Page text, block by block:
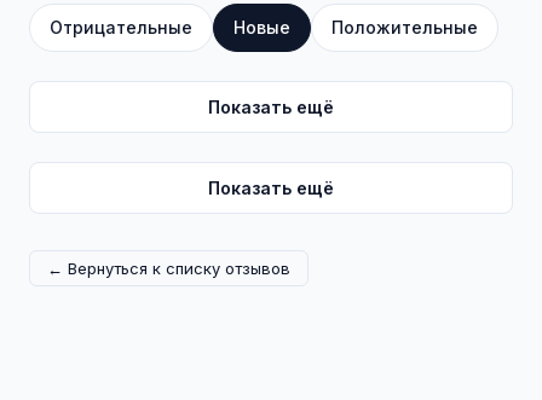
Отрицательные Новые Положительные
Показать ещё
Показать ещё
← Вернуться к списку отзывов